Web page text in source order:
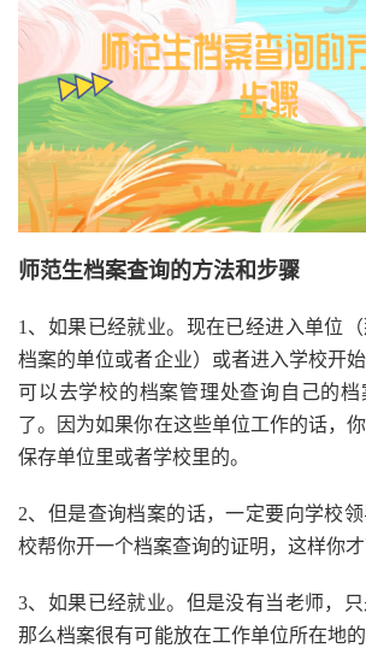
师范生档案查询的方法和步骤
1、如果已经就业。现在已经进入单位
档案的单位或者企业）或者进入学校开
可以去学校的档案管理处查询自己的
了。因为如果你在这些单位工作的话，
保存单位里或者学校里的。
2、但是查询档案的话，一定要向学校
校帮你开一个档案查询的证明，这样你才
3、如果已经就业。但是没有当老师，只
那么档案很有可能放在工作单位所在地